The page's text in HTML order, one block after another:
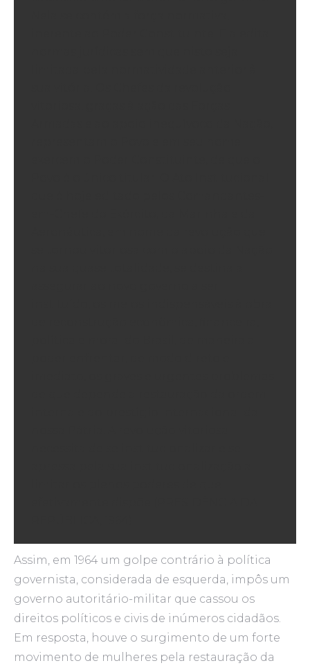
Assim, em 1964 um golpe contrário à política
governista, considerada de esquerda, impôs um
governo autoritário-militar que cassou os
direitos políticos e civis de inúmeros cidadãos.
Em resposta, houve o surgimento de um forte
movimento de mulheres pela restauração da